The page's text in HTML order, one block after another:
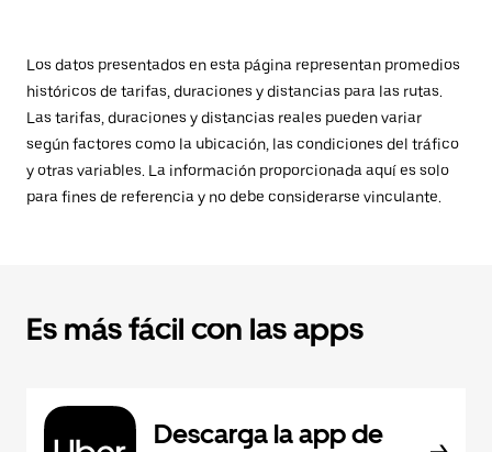
Los datos presentados en esta página representan promedios
históricos de tarifas, duraciones y distancias para las rutas.
Las tarifas, duraciones y distancias reales pueden variar
según factores como la ubicación, las condiciones del tráfico
y otras variables. La información proporcionada aquí es solo
para fines de referencia y no debe considerarse vinculante.
Es más fácil con las apps
Descarga la app de